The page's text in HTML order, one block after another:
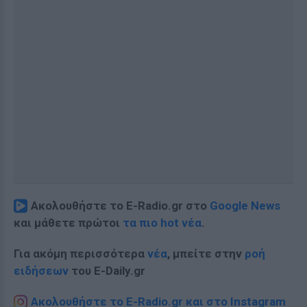
Ακολουθήστε το E-Radio.gr στο Google News
και μάθετε πρώτοι τα πιο hot νέα.
Για ακόμη περισσότερα νέα, μπείτε στην ροή
ειδήσεων του E-Daily.gr
Ακολουθήστε το E-Radio.gr και στο Instagram